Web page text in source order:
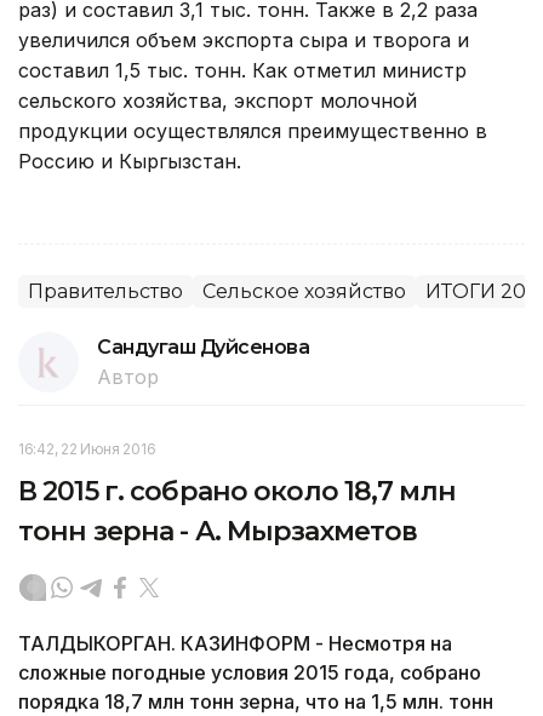
раз) и составил 3,1 тыс. тонн. Также в 2,2 раза
увеличился объем экспорта сыра и творога и
составил 1,5 тыс. тонн. Как отметил министр
сельского хозяйства, экспорт молочной
продукции осуществлялся преимущественно в
Россию и Кыргызстан.
Правительство Сельское хозяйство ИТОГИ 2015
Сандугаш Дуйсенова
Автор
16:42, 22 Июня 2016
В 2015 г. собрано около 18,7 млн
тонн зерна - А. Мырзахметов
ТАЛДЫКОРГАН. КАЗИНФОРМ - Несмотря на
сложные погодные условия 2015 года, собрано
порядка 18,7 млн тонн зерна, что на 1,5 млн. тонн